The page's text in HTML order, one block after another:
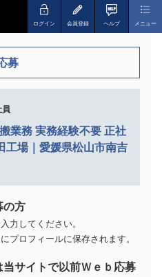
ログイン 会員登録 ヘルプ メニュー
募
業務 実務経験不要 正社
工場｜愛媛県松山市南吉
の方
力してください。
プロフィールに保存されます。
サイトで以前Ｗｅｂ応募